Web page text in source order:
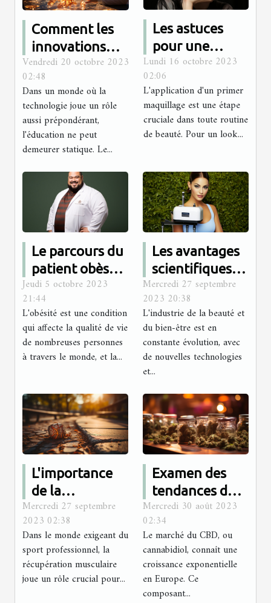
Comment les
innovations
technologiques
sont intégrées
dans le
programme
d'études
d'Antémed
Epsilon
Vendredi 20 octobre 2023
02:48
Dans un monde où la
technologie joue un rôle
aussi prépondérant,
l'éducation ne peut
demeurer statique. Le...
Les astuces
pour une
meilleure
application
d'un primer
maquillage
Lundi 16 octobre 2023
02:06
L'application d'un primer
maquillage est une étape
cruciale dans toute routine
de beauté. Pour un look...
Le parcours du
patient obèse
avant et après
la chirurgie :
Une étude
tunisienne
Jeudi 5 octobre 2023
21:44
L'obésité est une condition
qui affecte la qualité de vie
de nombreuses personnes
à travers le monde, et la...
Les avantages
scientifiques
du soin
Hydrafacial
Mercredi 27 septembre
2023 20:38
L'industrie de la beauté et
du bien-être est en
constante évolution, avec
de nouvelles technologies
et...
L'importance
de la
récupération
musculaire
pour les
sportifs
professionnels
Mercredi 27 septembre
2023 02:38
Dans le monde exigeant du
sport professionnel, la
récupération musculaire
joue un rôle crucial pour...
Examen des
tendances du
marché du CBD
en Europe
Mercredi 30 août 2023
02:34
Le marché du CBD, ou
cannabidiol, connaît une
croissance exponentielle
en Europe. Ce
composant...